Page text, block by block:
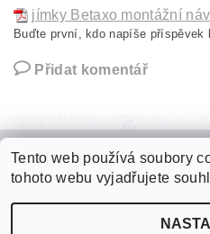
jímky Betaxo montážní
Buďte první, kdo napíše příspěvek
Přidat komentář
Zámková dlažba | Plastové
Fasádní polystyren |
Tento web používá soubory
tohoto webu vyjadřujete